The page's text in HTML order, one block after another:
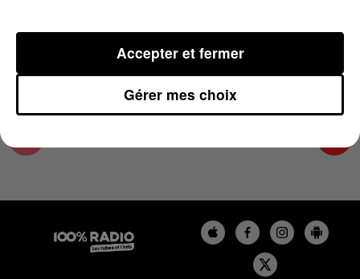
Podcasts infos de l'Ariège
Gérer mes choix
Accepter et fermer